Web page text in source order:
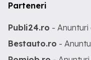
Parteneri
Publi24.ro -
Bestauto.ro -